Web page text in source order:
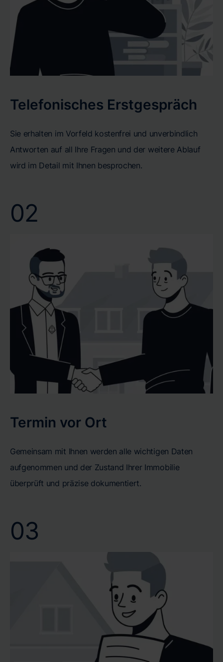
Telefonisches Erstgespräch
Sie erhalten im Vorfeld kostenfrei und unverbindlich
Antworten auf all Ihre Fragen und der weitere Ablauf
wird im Detail mit Ihnen besprochen.
02
Termin vor Ort
Gemeinsam mit Ihnen werden alle wichtigen Daten
aufgenommen und der Zustand Ihrer Immobilie
überprüft und präzise dokumentiert.
03